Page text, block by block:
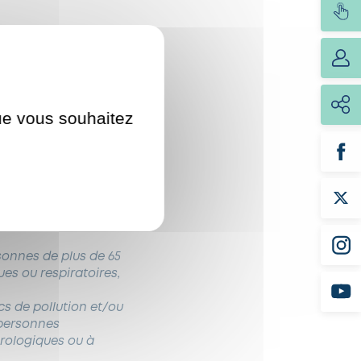
doit être adapté
à l’intérieur
de plus de 65
ou respiratoires,
de pollution et/ou
ou à
vous souhaitez